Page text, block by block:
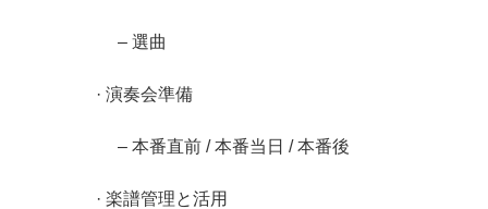
– 選曲
· 演奏会準備
– 本番直前 / 本番当日 / 本番後
· 楽譜管理と活用